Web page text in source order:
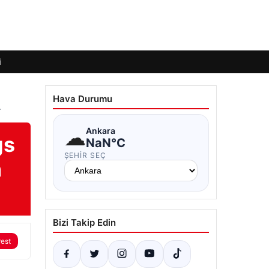
Hava Durumu
☁Ankara
NaN°C
ŞEHIR SEÇ
Bizi Takip Edin